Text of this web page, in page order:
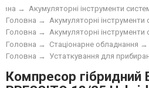
→
Акумуляторні інструменти
Акумуляторні інструменти
Головна →
Акумуляторні інструменти
Головна →
Стаціонарне обладнання →
Головна →
Устаткування для
Головна →
Компресор гібридний